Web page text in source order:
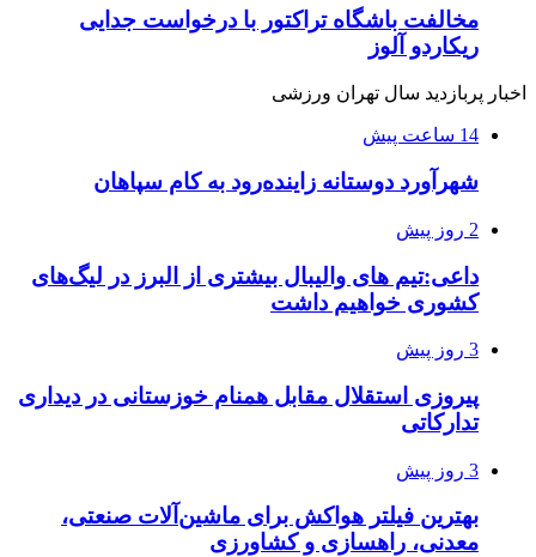
مخالفت باشگاه تراکتور با درخواست جدایی
ریکاردو آلوز
اخبار پربازدید سال تهران ورزشی
14 ساعت پیش
شهرآورد دوستانه زاینده‌رود به کام سپاهان
2 روز پیش
داعی:تیم های والیبال بیشتری از البرز در لیگ‌های
کشوری خواهیم داشت
3 روز پیش
پیروزی استقلال مقابل همنام خوزستانی در دیداری
تدارکاتی
3 روز پیش
بهترین فیلتر هواکش برای ماشین‌آلات صنعتی،
معدنی، راهسازی و کشاورزی